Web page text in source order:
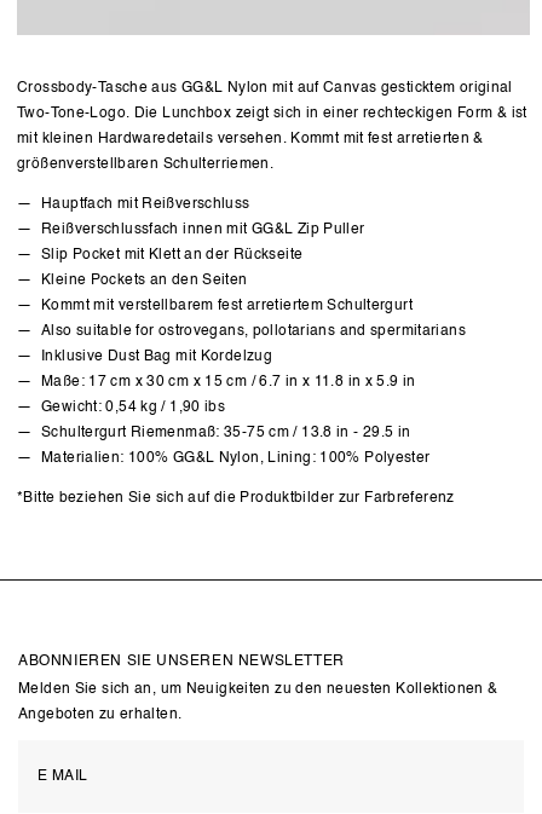
Crossbody-Tasche aus GG&L Nylon mit auf Canvas gesticktem original
Two-Tone-Logo. Die Lunchbox zeigt sich in einer rechteckigen Form & ist
mit kleinen Hardwaredetails versehen. Kommt mit fest arretierten &
größenverstellbaren Schulterriemen.
Hauptfach mit Reißverschluss
Reißverschlussfach innen mit GG&L Zip Puller
Slip Pocket mit Klett an der Rückseite
Kleine Pockets an den Seiten
Kommt mit verstellbarem fest arretiertem Schultergurt
Also suitable for ostrovegans, pollotarians and spermitarians
Inklusive Dust Bag mit Kordelzug
Maße: 17 cm x 30 cm x 15 cm / 6.7 in x 11.8 in x 5.9 in
Gewicht: 0,54 kg / 1,90 ibs
Schultergurt Riemenmaß: 35-75 cm / 13.8 in - 29.5 in
Materialien: 100% GG&L Nylon, Lining: 100% Polyester
*Bitte beziehen Sie sich auf die Produktbilder zur Farbreferenz
ABONNIEREN SIE UNSEREN NEWSLETTER
Melden Sie sich an, um Neuigkeiten zu den neuesten Kollektionen &
Angeboten zu erhalten.